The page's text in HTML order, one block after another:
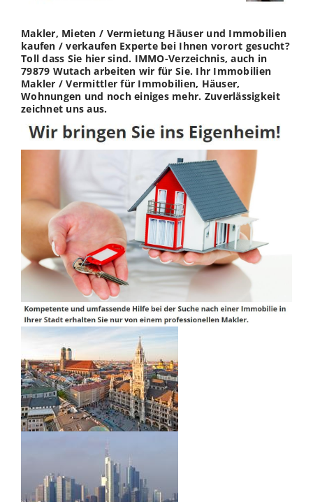
Makler, Mieten / Vermietung Häuser und Immobilien
kaufen / verkaufen Experte bei Ihnen vorort gesucht?
Toll dass Sie hier sind. IMMO-Verzeichnis, auch in
79879 Wutach arbeiten wir für Sie. Ihr Immobilien
Makler / Vermittler für Immobilien, Häuser,
Wohnungen und noch einiges mehr. Zuverlässigkeit
zeichnet uns aus.